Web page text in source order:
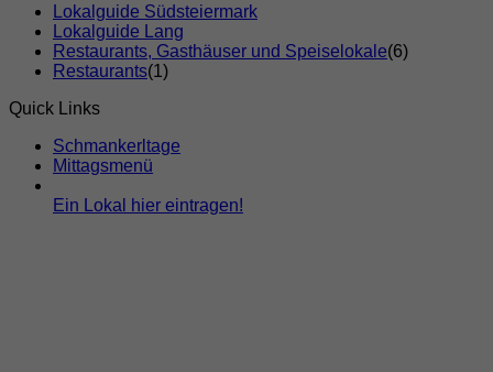
Lokalguide Südsteiermark
Lokalguide Lang
Restaurants, Gasthäuser und Speiselokale(6)
Restaurants(1)
Quick Links
Schmankerltage
Mittagsmenü
Ein Lokal hier eintragen!